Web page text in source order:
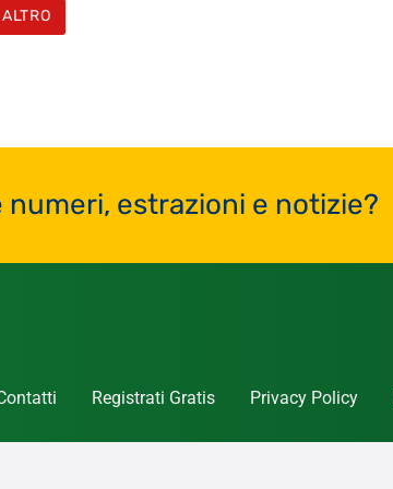
numeri, estrazioni e notizie?
Registrati Gratis Privacy Policy